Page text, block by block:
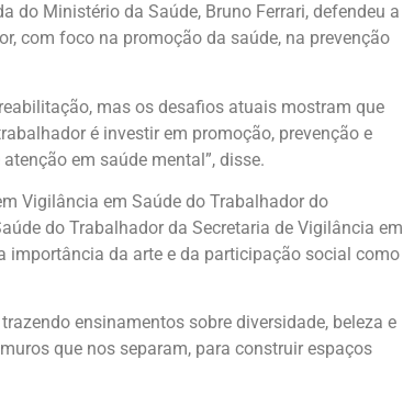
do Ministério da Saúde, Bruno Ferrari, defendeu a
com foco na promoção da saúde, na prevenção
mas os desafios atuais mostram que
é investir em promoção, prevenção e
em saúde mental”, disse.
Vigilância em Saúde do Trabalhador do
do Trabalhador da Secretaria de Vigilância em
importância da arte e da participação social como
ensinamentos sobre diversidade, beleza e
que nos separam, para construir espaços